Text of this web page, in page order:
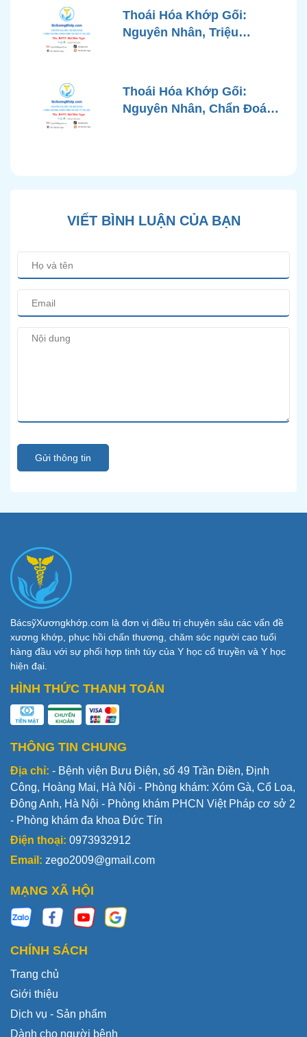
Góc Nhìn Bác Sĩ Xương
Khớp
Thoái Hóa Khớp Gối:
Nguyên Nhân, Triệu
Chuẩn Y Khoa
Thoái Hóa Khớp Gối:
Nguyên Nhân, Chẩn Đoán
VIẾT BÌNH LUẬN CỦA BẠN
Gửi thông tin
BácsỹXươngkhớp.com là đơn vị điều trị chuyên sâu các vấn đề
xương khớp, phục hồi chấn thương, chăm sóc người cao tuổi
hàng đầu với sự phối hợp tinh túy của Y học cổ truyền và Y học
hiện đại.
HÌNH THỨC THANH TOÁN
THÔNG TIN CHUNG
Địa chỉ: - Bệnh viện Bưu Điện, số 49 Trần Điền, Định
Công, Hoàng Mai, Hà Nội - Phòng khám: Xóm Gà, Cổ Loa,
Đông Anh, Hà Nội - Phòng khám PHCN Việt Pháp cơ sở 2
- Phòng khám đa khoa Đức Tín
Điện thoại: 0973932912
Email: zego2009@gmail.com
MẠNG XÃ HỘI
CHÍNH SÁCH
Trang chủ
Giới thiệu
Dịch vụ - Sản phẩm
Dành cho người bệnh